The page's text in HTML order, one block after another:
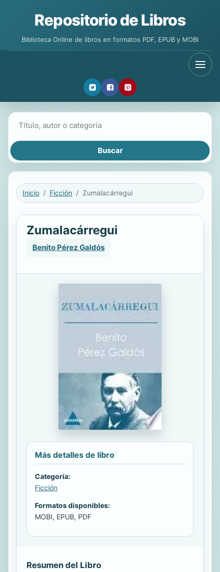
Repositorio de Libros
Biblioteca Online de libros en formatos PDF, EPUB y MOBI
Inicio Ficción Zumalacárregui
Zumalacárregui
Benito Pérez Galdós
Más detalles de libro
Categoría:
Ficción
Formatos disponibles:
MOBI, EPUB, PDF
Resumen del Libro